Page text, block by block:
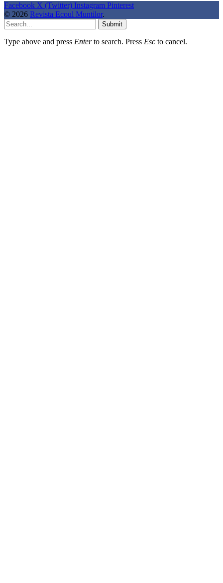
Facebook X (Twitter) Instagram Pinterest
© 2026 Revista Ecoul Muntilor.
Submit
Type above and press Enterto search. Press Esc to cancel.